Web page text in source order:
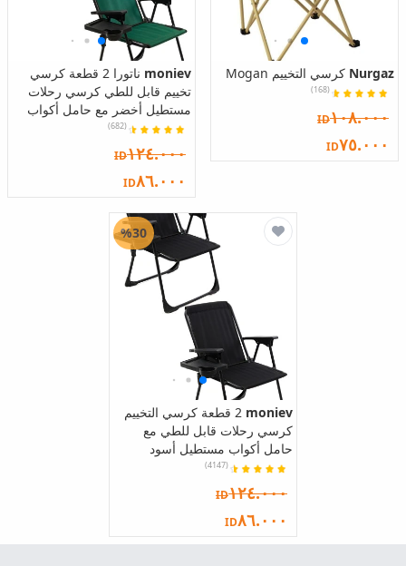
Nurgaz كرسي التخييم Mogan
(168)
ID١٠٨.٠٠٠
ID٧٥.٠٠٠
moniev
ناتورا 2 قطعة كرسي
تخييم قابل للطي كرسي رحلات
مستطيل أخضر مع حامل أكواب
(682)
ID١٢٤.٠٠٠
ID٨٦.٠٠٠
moniev
2 قطعة كرسي التخييم
كرسي رحلات قابل للطي مع
حامل أكواب مستطيل أسود
(4147)
ID١٢٤.٠٠٠
ID٨٦.٠٠٠
%30